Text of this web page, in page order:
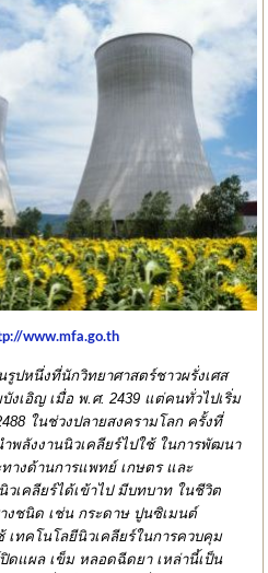
www.mfa.go.th
รูปหนึ่งที่นักวิทยาศาสตร์ชาวผรั่งเศส
งเอิญ เมื่อ พ.ศ. 2439 แต่คนทั่วไปเริ่ม
ในช่วงปลายสงครามโลก ครั้งที่
พลังงานนิวเคลียร์ไปใช้ ในการพัฒนา
างด้านการแพทย์ เกษตร และ
เคลียร์ได้เข้าไป มีบทบาท ในชีวิต
งชนิด เช่น กระดาษ ปูนซิเมนต์
เทคโนโลยีนิวเคลียร์ในการควบคุม
ดแผล เข็ม หลอดฉีดยา เหล่านี้เป็น